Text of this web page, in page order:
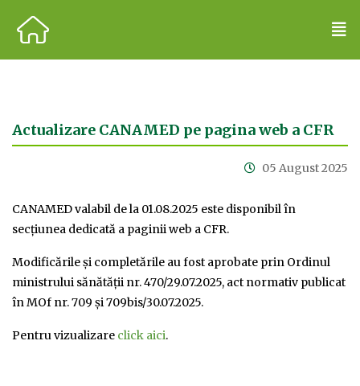
Actualizare CANAMED pe pagina web a CFR
05 August 2025
CANAMED valabil de la 01.08.2025 este disponibil în
secțiunea dedicată a paginii web a CFR.
Modificările și completările au fost aprobate prin Ordinul
ministrului sănătății nr. 470/29.07.2025, act normativ publicat
în MOf nr. 709 și 709bis/30.07.2025.
Pentru vizualizare click aici.